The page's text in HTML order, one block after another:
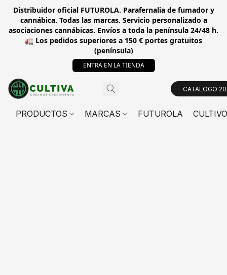
Distribuidor oficial FUTUROLA. Parafernalia de fumador y
cannábica. Todas las marcas. Servicio personalizado a
asociaciones cannábicas. Envíos a toda la península 24/48 h.
🚛 Los pedidos superiores a 150 € portes gratuitos
(península)
ENTRA EN LA TIENDA
CATALOGO
PRODUCTOS MARCAS FUTUROLA